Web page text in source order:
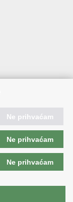
Ne prihvaćam
Ne prihvaćam
Ne prihvaćam